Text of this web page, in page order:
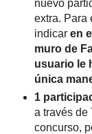
nuevo
extra. Para
indicar en
muro de
usuario le
única
1
a través de
concurso,